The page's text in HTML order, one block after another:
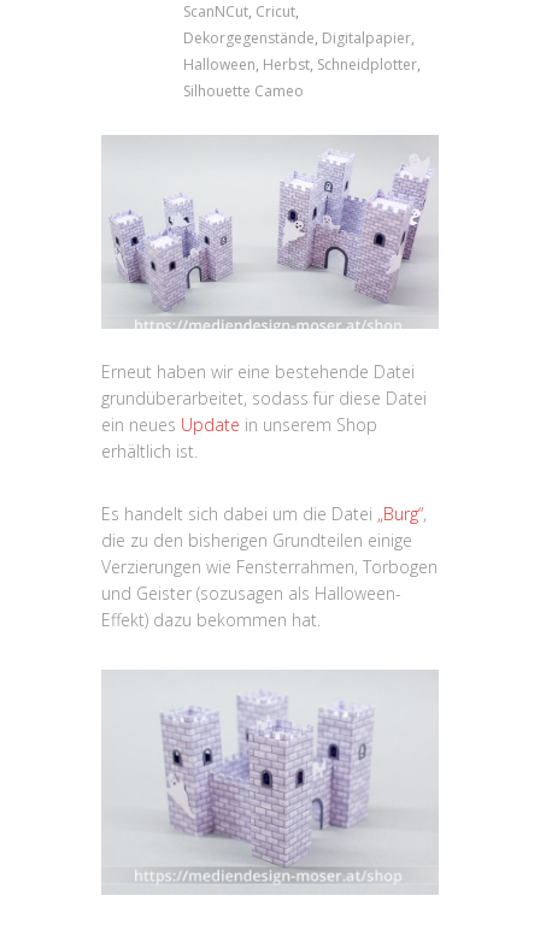
ScanNCut, Cricut,
Dekorgegenstände, Digitalpapier,
Halloween, Herbst, Schneidplotter,
Silhouette Cameo
Erneut haben wir eine bestehende Datei
grundüberarbeitet, sodass für diese Datei
ein neues Update in unserem Shop
erhältlich ist.
Es handelt sich dabei um die Datei „Burg“,
die zu den bisherigen Grundteilen einige
Verzierungen wie Fensterrahmen, Torbogen
und Geister (sozusagen als Halloween-
Effekt) dazu bekommen hat.